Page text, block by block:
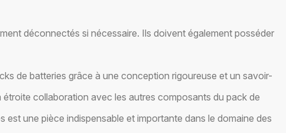
déconnectés si nécessaire. Ils doivent également posséder
de batteries grâce à une conception rigoureuse et un savoir-
collaboration avec les autres composants du pack de
une pièce indispensable et importante dans le domaine des